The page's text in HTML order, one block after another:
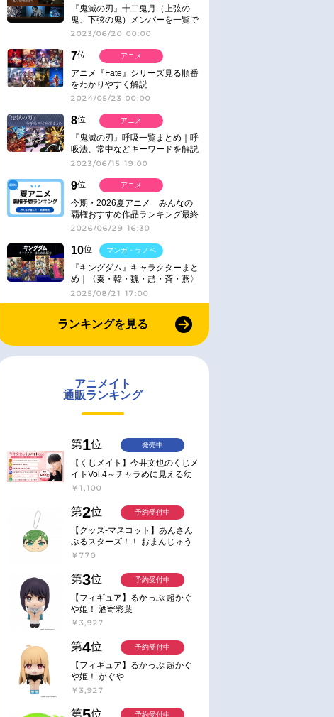
『鬼滅の刃』十二鬼月（上弦の
鬼、下弦の鬼）メンバーを一覧で
紹介＆解説（登場鬼の情報まと
2023/06/20 00:00
7位
アニメ『Fate』シリーズ見る順番
をわかりやすく解説
2024/05/23 00:00
アニメ
8位
『鬼滅の刃』呼吸一覧まとめ｜呼
吸法、常中などキーワードを解説
2023/06/15 19:00
アニメ
9位
今期・2026夏アニメ みんなの
覇権おすすめ作品ランキング最終
結果発表！
2026/06/29 16:30
アニメ
10位
『キングダム』キャラクターまと
め｜〈秦・韓・魏・趙・斉・燕〉
2025/08/21 17:00
マンガ・ラノベ
ランキングを見る
アニメイト
通販ランキング
第1位
【くじメイト】今井文也のくじメ
イトVol.4～チャラめに見える幼
馴染、実は一途で独占欲が強いん
￥1,100
発売中
第2位
【グッズ-マスコット】あんさん
ぶるスターズ！！ おまんじゅう
にぎにぎマスコット ねくすと2
￥770
予約受付中
第3位
【フィギュア】るかっぷ 超かぐ
や姫！ 酒寄彩葉
￥3,927
予約受付中
第4位
【フィギュア】るかっぷ 超かぐ
や姫！ かぐや
￥3,927
予約受付中
第 位 予約受付中